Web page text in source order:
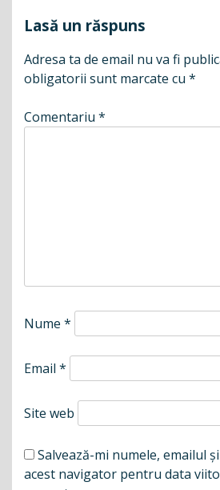
Lasă un răspuns
Adresa ta de email nu va fi
obligatorii sunt marcate cu *
Comentariu *
Nume *
Email *
Site web
Salvează-mi numele, emailul
acest navigator pentru data